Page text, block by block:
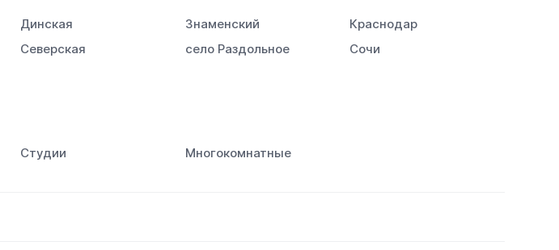
Динская Знаменский
Краснодар
Северская село Раздольное
Сочи
Студии Многокомнатные